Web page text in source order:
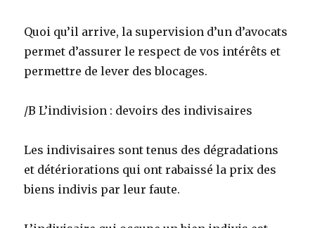
Quoi qu’il arrive, la supervision d’un d’avocats
permet d’assurer le respect de vos intérêts et
permettre de lever des blocages.
/B L’indivision : devoirs des indivisaires
Les indivisaires sont tenus des dégradations
et détériorations qui ont rabaissé la prix des
biens indivis par leur faute.